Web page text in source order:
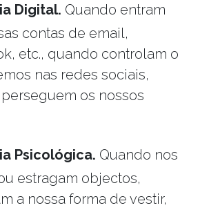
Digital. Quando entram
contas de email,
etc., quando controlam o
nas redes sociais,
os nossos
Psicológica. Quando nos
estragam objectos,
a nossa forma de vestir,